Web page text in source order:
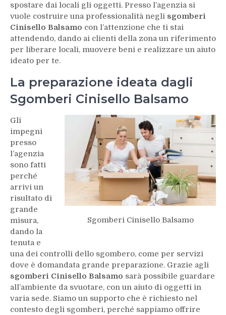
spostare dai locali gli oggetti. Presso l’agenzia si
vuole costruire una professionalità negli sgomberi
Cinisello Balsamo con l’attenzione che ti stai
attendendo, dando ai clienti della zona un riferimento
per liberare locali, muovere beni e realizzare un aiuto
ideato per te.
La preparazione ideata dagli
Sgomberi Cinisello Balsamo
Sgomberi Cinisello Balsamo
Gli
impegni
presso
l’agenzia
sono fatti
perché
arrivi un
risultato di
grande
misura,
dando la
tenuta e
una dei controlli dello sgombero, come per servizi
dove è domandata grande preparazione. Grazie agli
sgomberi Cinisello Balsamo sarà possibile guardare
all’ambiente da svuotare, con un aiuto di oggetti in
varia sede. Siamo un supporto che è richiesto nel
contesto degli sgomberi, perché sappiamo offrire